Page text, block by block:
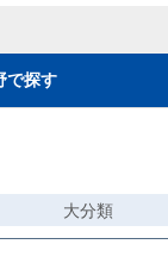
で探す
大分類